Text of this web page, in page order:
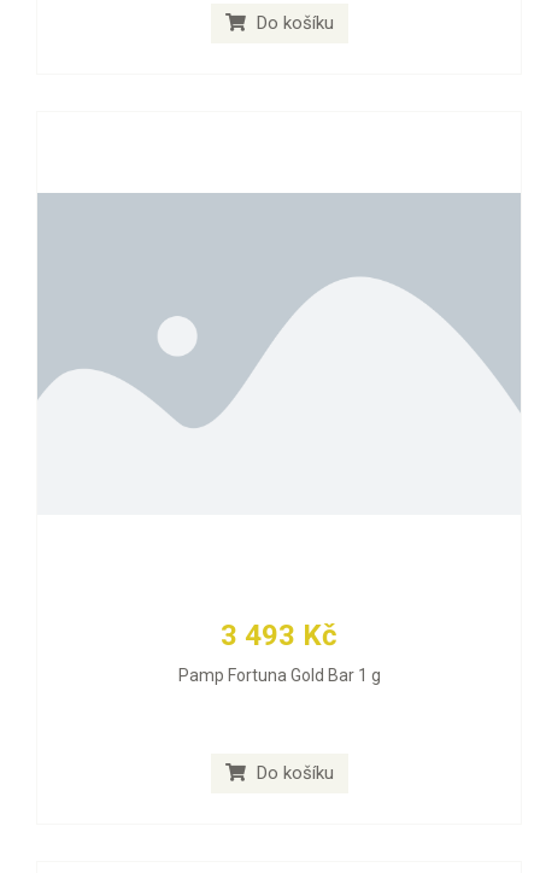
Do košíku
3 493 Kč
Pamp Fortuna Gold Bar 1 g
Do košíku